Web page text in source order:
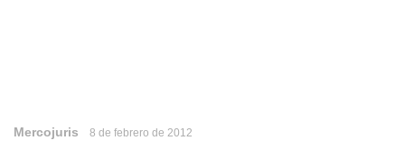
Mercojuris 8 de febrero de 2012